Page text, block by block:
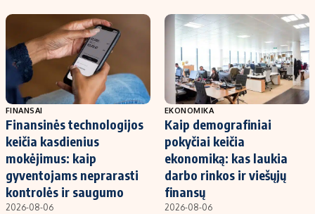
FINANSAI
Finansinės technologijos
keičia kasdienius
mokėjimus: kaip
gyventojams neprarasti
kontrolės ir saugumo
2026-08-06
EKONOMIKA
Kaip demografiniai
pokyčiai keičia
ekonomiką: kas laukia
darbo rinkos ir viešųjų
finansų
2026-08-06